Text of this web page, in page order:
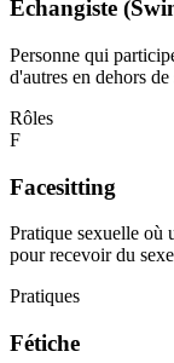
Échangiste
Personne qui
d'autres en dehors
Rôles
F
Facesitting
Pratique sexuelle où
pour recevoir du
Pratiques
Fétiche